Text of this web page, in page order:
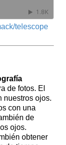
telescope
de fotos. El
nuestros ojos.
con una
de
ojos.
obtener